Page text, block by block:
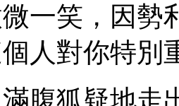
笑，因勢
人對你特別
狐疑地走